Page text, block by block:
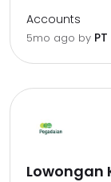
Accounts
5mo ago by
Lowongan